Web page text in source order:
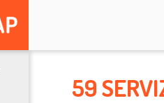
59